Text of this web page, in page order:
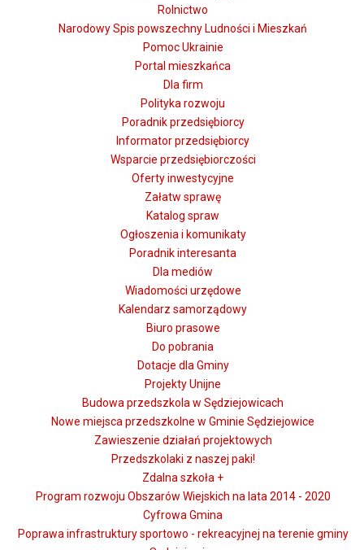
Rolnictwo
Narodowy Spis powszechny Ludności i Mieszkań
Pomoc Ukrainie
Portal mieszkańca
Dla firm
Polityka rozwoju
Poradnik przedsiębiorcy
Informator przedsiębiorcy
Wsparcie przedsiębiorczości
Oferty inwestycyjne
Załatw sprawę
Katalog spraw
Ogłoszenia i komunikaty
Poradnik interesanta
Dla mediów
Wiadomości urzędowe
Kalendarz samorządowy
Biuro prasowe
Do pobrania
Dotacje dla Gminy
Projekty Unijne
Budowa przedszkola w Sędziejowicach
Nowe miejsca przedszkolne w Gminie Sędziejowice
Zawieszenie działań projektowych
Przedszkolaki z naszej paki!
Zdalna szkoła +
Program rozwoju Obszarów Wiejskich na lata 2014 - 2020
Cyfrowa Gmina
Poprawa infrastruktury sportowo - rekreacyjnej na terenie gminy